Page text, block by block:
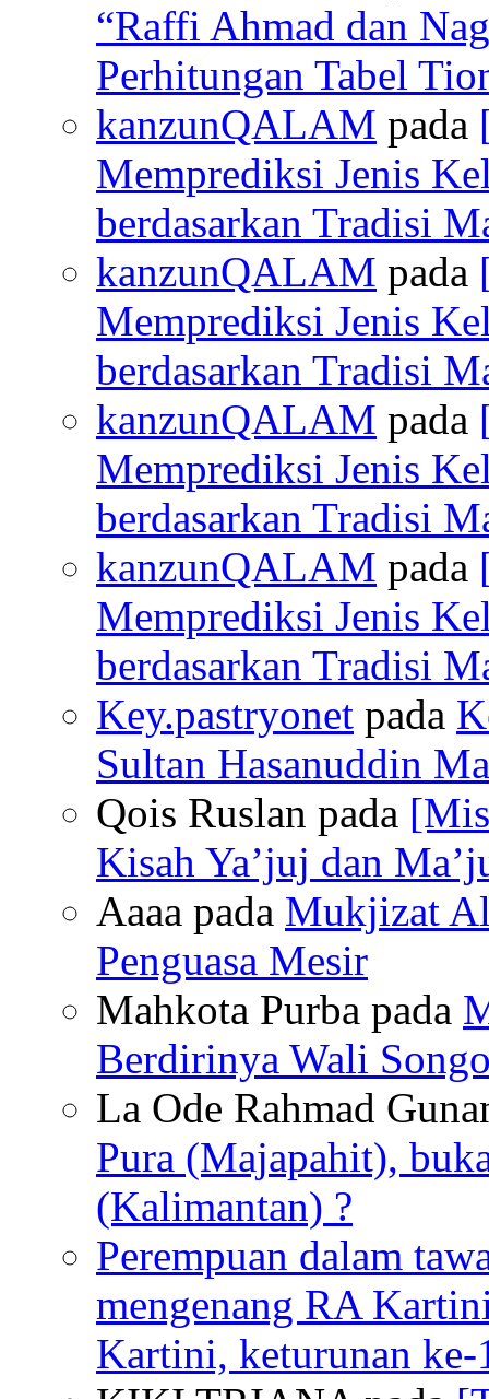
“Raffi Ahmad dan
Perhitungan Tabel
kanzunQALAM pada
Memprediksi Jenis
berdasarkan Tradisi
kanzunQALAM pada
Memprediksi Jenis
berdasarkan Tradisi
kanzunQALAM pada
Memprediksi Jenis
berdasarkan Tradisi
kanzunQALAM pada
Memprediksi Jenis
berdasarkan Tradisi
Key.pastryonet pada
Sultan Hasanuddin
Qois Ruslan pada
Kisah Ya’juj dan
Aaaa pada Mukjizat
Penguasa Mesir
Mahkota Purba pada
Berdirinya Wali
La Ode Rahmad
Pura (Majapahit),
(Kalimantan) ?
Perempuan dalam
mengenang RA
Kartini, keturunan